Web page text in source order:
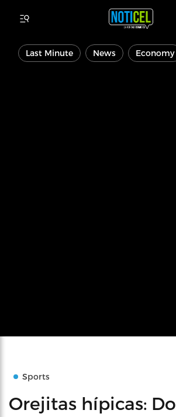
Last Minute News Economy
Sports
Orejitas hípicas: